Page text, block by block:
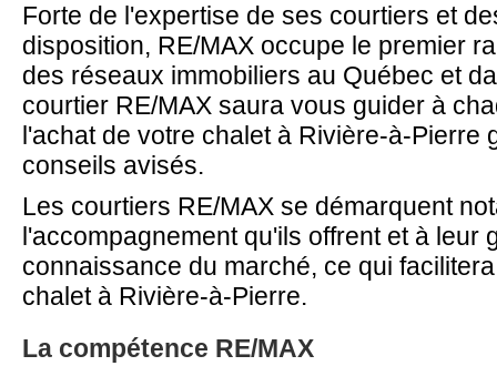
Forte de l'expertise de ses courtiers et
disposition, RE/MAX occupe le premier
des réseaux immobiliers au Québec et
courtier RE/MAX saura vous guider à
l'achat de votre chalet à Rivière-à-Pierre
conseils avisés.
Les courtiers RE/MAX se démarquent
l'accompagnement qu'ils offrent et à leur
connaissance du marché, ce qui
chalet à Rivière-à-Pierre.
La compétence RE/MAX